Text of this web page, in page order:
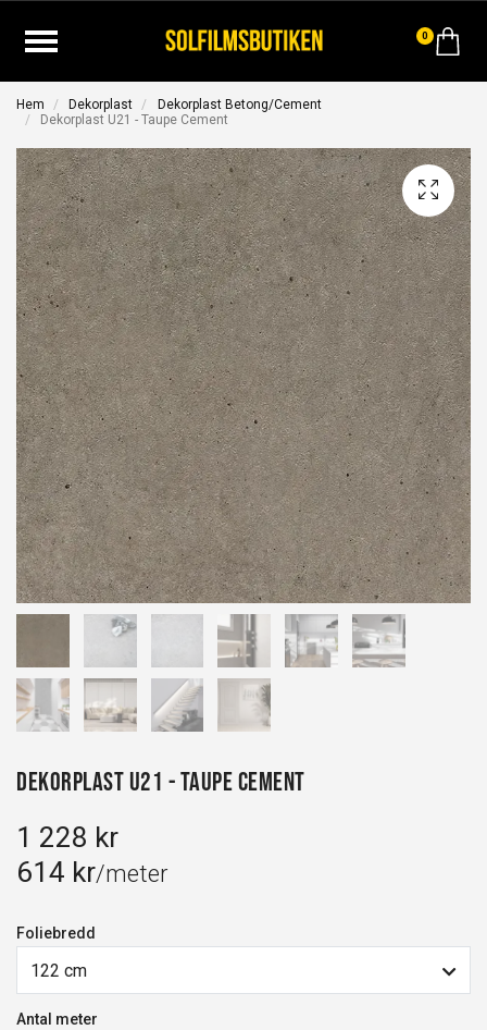
0
Hem Dekorplast
Dekorplast Betong/Cement
Dekorplast U21 - Taupe Cement
Dekorplast U21 - Taupe Cement
1 228 kr
614 kr/meter
Foliebredd
122 cm
Antal meter